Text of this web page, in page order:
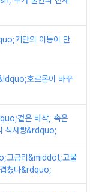
기단의 이동이 만
호르몬이 바꾸
겉은 바삭, 속은
식사빵&rdquo;
고금리&middot;고물
쳤다&rdquo;